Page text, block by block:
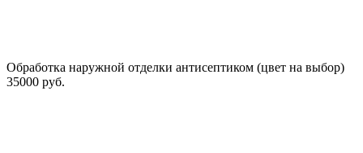
Обработка наружной отделки антисептиком (цвет на выбор)
35000 руб.